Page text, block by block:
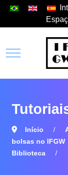
Início
bolsas no IFGW
Biblioteca